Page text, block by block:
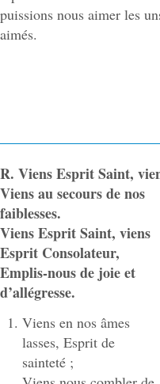
puissions nous aimer les
aimés.
R. Viens Esprit Saint,
Viens au secours de nos
faiblesses.
Viens Esprit Saint, viens
Esprit Consolateur,
Emplis-nous de joie et
d’allégresse.
Viens en nos âmes
lasses, Esprit de
sainteté ;